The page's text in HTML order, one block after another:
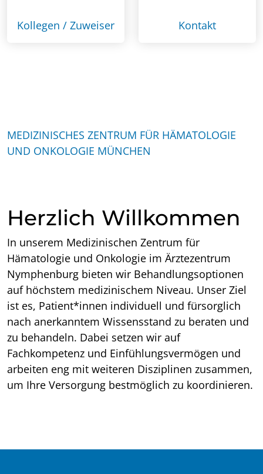
Kollegen / Zuweiser Kontakt
MEDIZINISCHES ZENTRUM FÜR HÄMATOLOGIE
UND ONKOLOGIE MÜNCHEN
Herzlich Willkommen
In unserem Medizinischen Zentrum für
Hämatologie und Onkologie im Ärztezentrum
Nymphenburg bieten wir Behandlungsoptionen
auf höchstem medizinischem Niveau. Unser Ziel
ist es, Patient*innen individuell und fürsorglich
nach anerkanntem Wissensstand zu beraten und
zu behandeln. Dabei setzen wir auf
Fachkompetenz und Einfühlungsvermögen und
arbeiten eng mit weiteren Disziplinen zusammen,
um Ihre Versorgung bestmöglich zu koordinieren.